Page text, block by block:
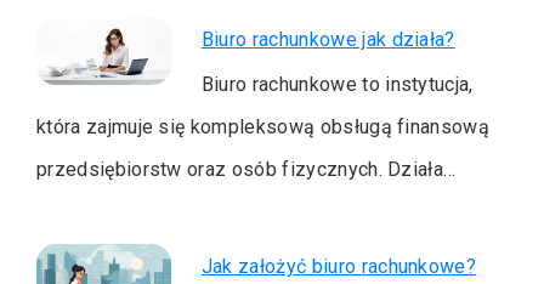
Biuro rachunkowe jak działa?
Biuro rachunkowe to instytucja,
która zajmuje się kompleksową obsługą finansową
przedsiębiorstw oraz osób fizycznych. Działa…
Jak założyć biuro rachunkowe?